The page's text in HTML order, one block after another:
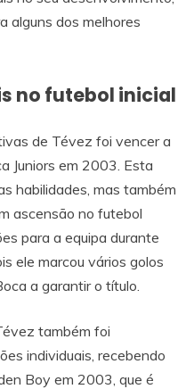
alguns dos melhores
no futebol inicial
de Tévez foi vencer a
Juniors em 2003. Esta
habilidades, mas também
ascensão no futebol
para a equipa durante
ele marcou vários golos
a garantir o título.
também foi
individuais, recebendo
Boy em 2003, que é